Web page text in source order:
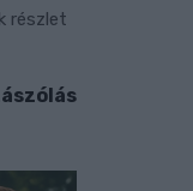
részlet